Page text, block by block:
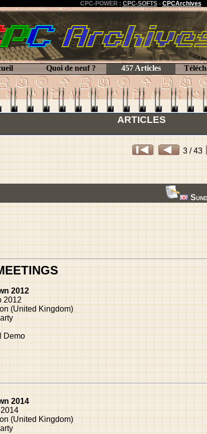
CPC-POWER : CPC-SOFTS- CPCArchives
Quoi de neuf ? 457 Articles
ARTICLES
3 / 43
2012
2012
(United Kingdom)
Demo
2014
(United Kingdom)